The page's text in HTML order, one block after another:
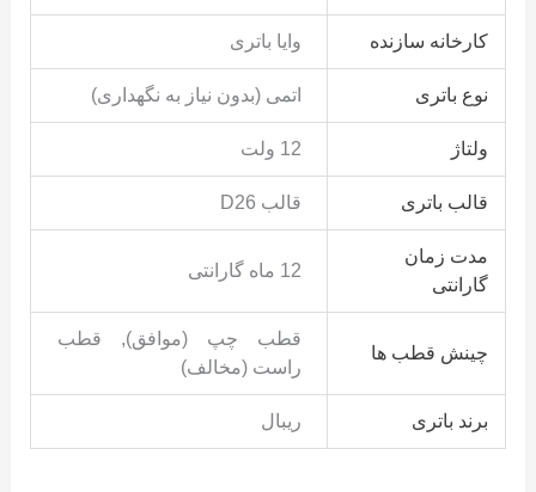
کارخانه سازنده وایا باتری
نوع باتری اتمی (بدون نیاز به نگهداری)
ولتاژ 12 ولت
قالب باتری قالب D26
مدت زمان
گارانتی
12 ماه گارانتی
چینش قطب ها
قطب چپ (موافق), قطب
راست (مخالف)
برند باتری ریبال